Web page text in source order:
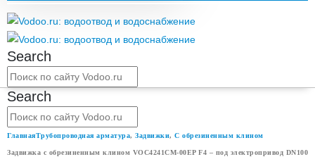
Search
Search
ГлавнаяТрубопроводная арматура, Задвижки, С обрезиненным клином
Задвижка с обрезиненным клином VOC4241CM-00EP F4 – под электропривод DN100